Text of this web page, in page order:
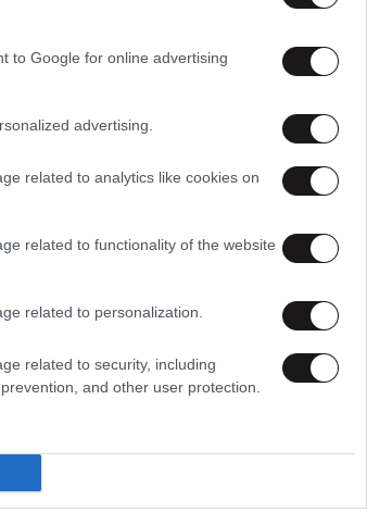
to Google for online advertising
advertising.
related to analytics like cookies on
related to functionality of the website
related to personalization.
related to security, including
and other user protection.